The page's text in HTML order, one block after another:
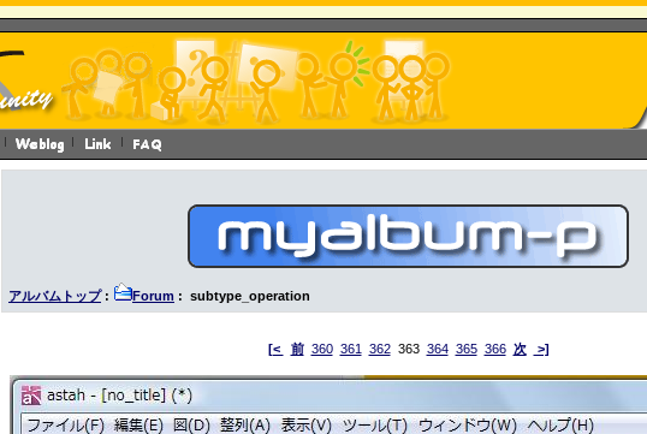
アルバムトップ: Forum : subtype_operation
[< 前 360 361 362363 364 365 366 次 >]